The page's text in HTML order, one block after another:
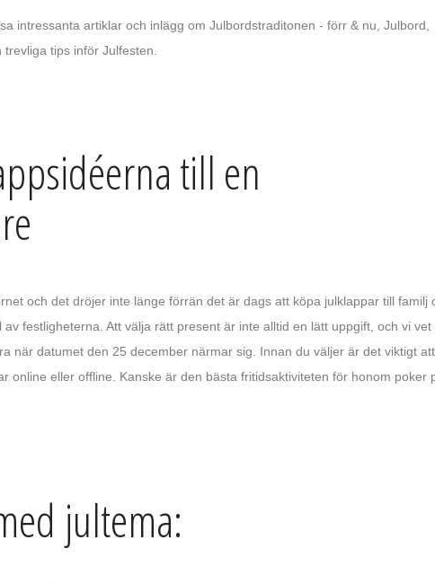
intressanta artiklar och inlägg om Julbordstraditonen - förr & nu, Julbord,
tips inför Julfesten.
till en
och det dröjer inte länge förrän det är dags att köpa julklappar till familj
festligheterna. Att välja rätt present är inte alltid en lätt uppgift, och vi vet
när datumet den 25 december närmar sig. Innan du väljer är det viktigt att
online eller offline. Kanske är den bästa fritidsaktiviteten för honom poker
jultema: